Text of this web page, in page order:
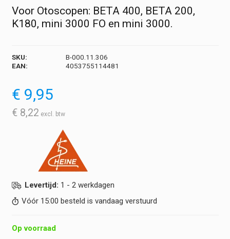
Voor Otoscopen: BETA 400, BETA 200,
K180, mini 3000 FO en mini 3000.
SKU:
B-000.11.306
EAN:
4053755114481
€ 9,95
€ 8,22
Levertijd: 1 - 2 werkdagen
Vóór 15:00 besteld is vandaag verstuurd
Op voorraad